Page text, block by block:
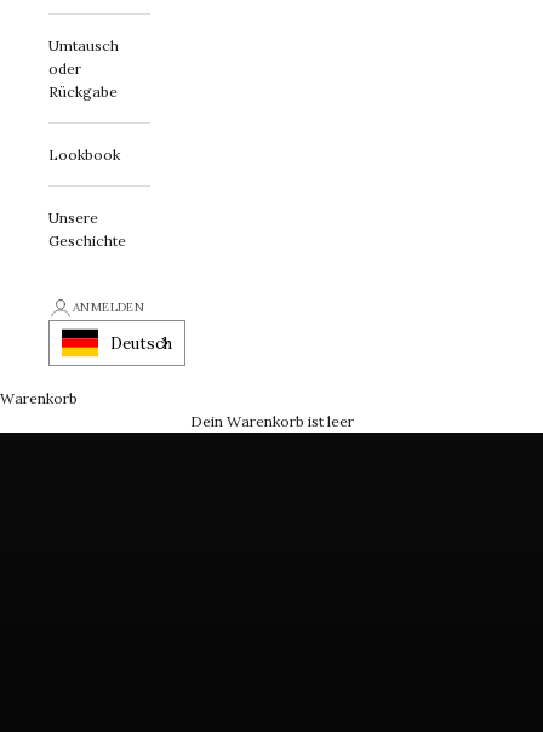
Umtausch
oder
Rückgabe
Lookbook
Unsere
Geschichte
ANMELDEN
Deutsch
Warenkorb
Dein Warenkorb ist leer
Ein Schmuckstück mit Charakter